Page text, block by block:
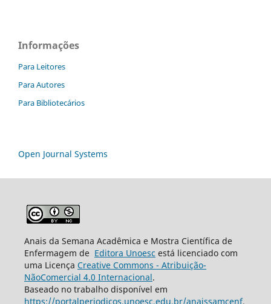
Informações
Para Leitores
Para Autores
Para Bibliotecários
Open Journal Systems
Anais da Semana Acadêmica e Mostra Científica de
Enfermagem de Editora Unoesc está licenciado com
uma Licença Creative Commons - Atribuição-
NãoComercial 4.0 Internacional.
Baseado no trabalho disponível em
https://portalperiodicos.unoesc.edu.br/anaissamcenf.